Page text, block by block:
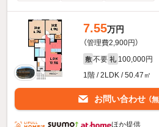
7.55万円
（管理費2,900円）
敷 不要 礼 100,000円
1階 / 2LDK / 50.47㎡
お問い合わせ （
ほか提供